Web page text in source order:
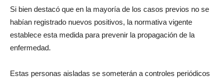
Si bien destacó que en la mayoría de los casos previos no se
habían registrado nuevos positivos, la normativa vigente
establece esta medida para prevenir la propagación de la
enfermedad.
Estas personas aisladas se someterán a controles periódicos